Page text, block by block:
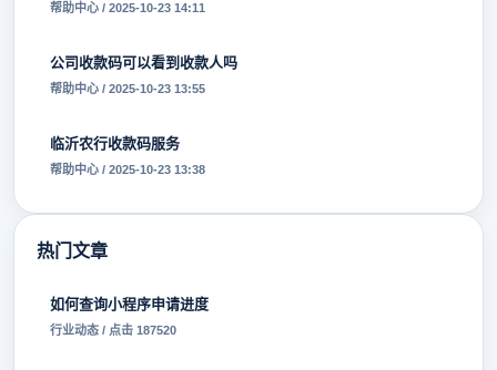
帮助中心 / 2025-10-23 14:11
公司收款码可以看到收款人吗
帮助中心 / 2025-10-23 13:55
临沂农行收款码服务
帮助中心 / 2025-10-23 13:38
热门文章
如何查询小程序申请进度
行业动态 / 点击 187520